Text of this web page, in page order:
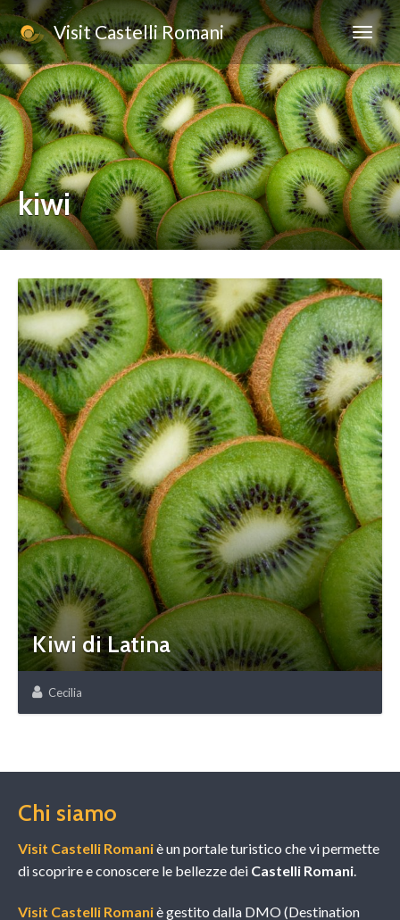
Visit Castelli Romani
kiwi
Kiwi di Latina
Cecilia
Chi siamo
Visit Castelli Romaniè un portale turistico che vi permette
di scoprire e conoscere le bellezze dei Castelli Romani.
Visit Castelli Romaniè gestito dalla DMO (Destination